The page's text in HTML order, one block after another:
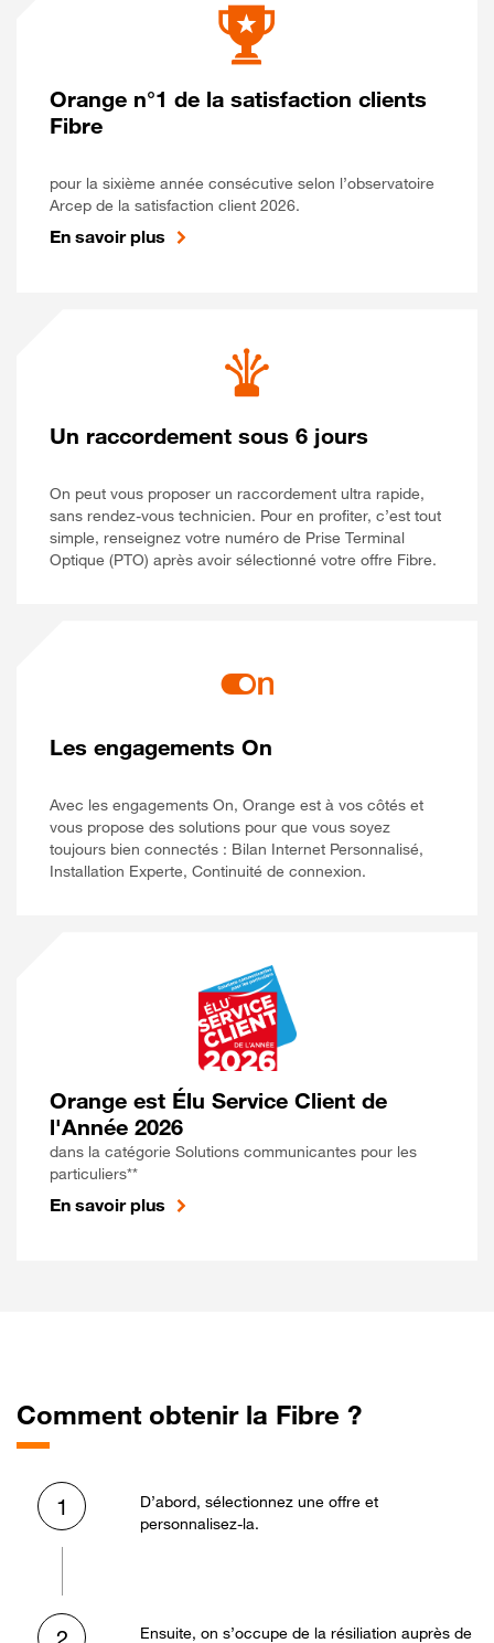
Orange n°1 de la satisfaction clients
Fibre
pour la sixième année consécutive selon l’observatoire
Arcep de la satisfaction client 2026.
En savoir plus
Un raccordement sous 6 jours
On peut vous proposer un raccordement ultra rapide,
sans rendez-vous technicien. Pour en profiter, c’est tout
simple, renseignez votre numéro de Prise Terminal
Optique (PTO) après avoir sélectionné votre offre Fibre.
Les engagements On
Avec les engagements On, Orange est à vos côtés et
vous propose des solutions pour que vous soyez
toujours bien connectés : Bilan Internet Personnalisé,
Installation Experte, Continuité de connexion.
Orange est Élu Service Client de
l'Année 2026
dans la catégorie Solutions communicantes pour les
particuliers**
En savoir plus
Comment obtenir la Fibre ?
1
D’abord, sélectionnez une offre et
personnalisez-la.
Ensuite, on s’occupe de la résiliation auprès de